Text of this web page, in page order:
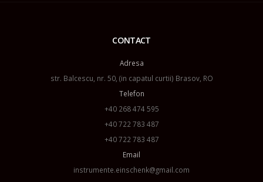
CONTACT
Adresa
str. Balcescu, nr. 50, (in capatul curtii) Brasov, RO
Telefon
+40 268 474 595
+40 722 783 487
+40 722 783 487
Email
instrumente.einschenk@gmail.com